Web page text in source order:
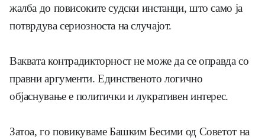
жалба до повисоките судски инстанци, што само ја
потврдува сериозноста на случајот.
Ваквата контрадикторност не може да се оправда со
правни аргументи. Единственото логично
објаснување е политички и лукративен интерес.
Затоа, го повикуваме Башким Бесими од Советот на